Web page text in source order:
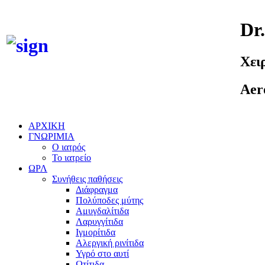
ΑΡΧΙΚΗ
ΓΝΩΡΙΜΙΑ
Ο ιατρός
Το ιατρείο
ΩΡΛ
Συνήθεις παθήσεις
Διάφραγμα
Πολύποδες μύτης
Αμυγδαλίτιδα
Λαρυγγίτιδα
Ιγμορίτιδα
Αλεργική ρινίτιδα
Υγρό στο αυτί